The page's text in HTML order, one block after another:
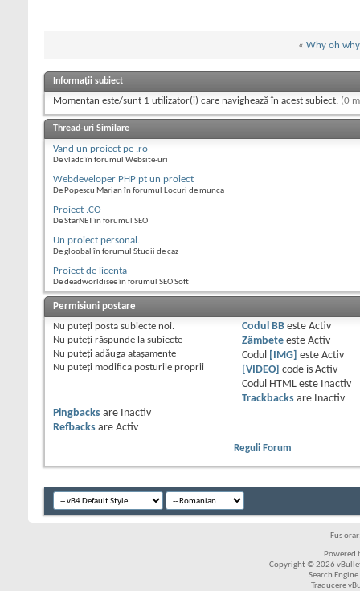
« Why oh
Informații subiect
Momentan este/sunt 1 utilizator(i) care navighează în acest subiect. (0
Thread-uri Similare
Vand un proiect pe .ro
De vladc în forumul Website-uri
Webdeveloper PHP pt un proiect
De Popescu Marian în forumul Locuri de munca
Proiect .CO
De StarNET în forumul SEO
Un proiect personal.
De gloobal în forumul Studii de caz
Proiect de licenta
De deadworldisee în forumul SEO Soft
Permisiuni postare
Nu puteţi posta subiecte noi.
Nu puteţi răspunde la subiecte
Nu puteţi adăuga ataşamente
Nu puteţi modifica posturile proprii
Codul BBeste Activ
Zâmbeteeste Activ
Codul
[IMG] este Activ
[VIDEO] code is Activ
Codul HTML este
Inactiv
Trackbacksare
Inactiv
Pingbacks are
Inactiv
Refbacks are Activ
Reguli Forum
Fus
Powered
Copyright © 2026
Search
Traducere